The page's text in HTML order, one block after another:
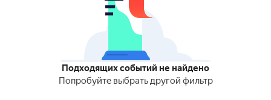
Подходящих событий не найдено
Попробуйте выбрать другой фильтр